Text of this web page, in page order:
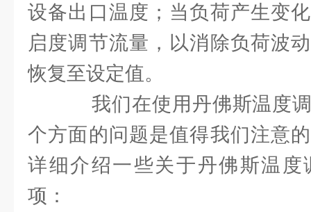
设备出口温度；当负荷产生变
启度调节流量，以消除负荷波
恢复至设定值。
我们在使用丹佛斯温度
个方面的问题是值得我们注意
详细介绍一些关于丹佛斯温度
项：